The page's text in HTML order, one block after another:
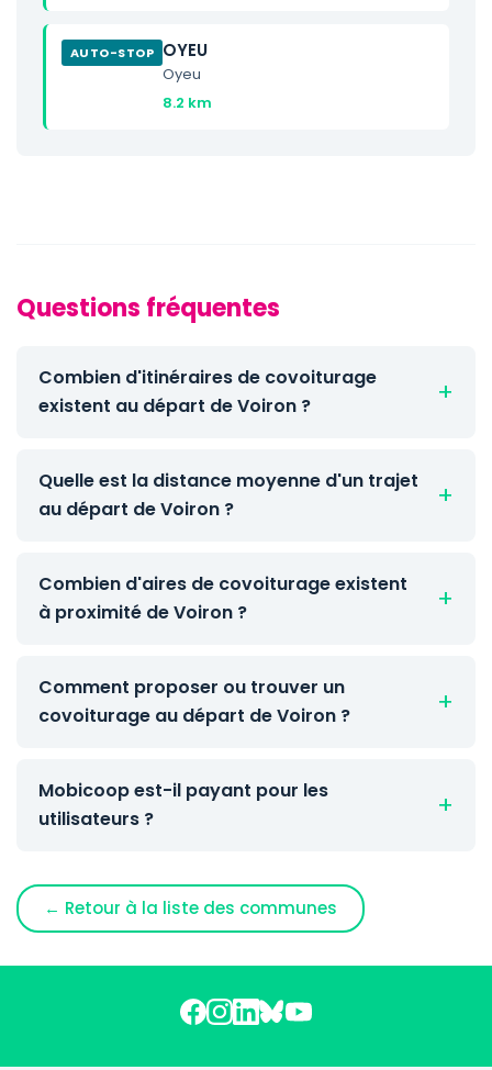
AUTO-STOP OYEU
Oyeu
8.2 km
Questions fréquentes
Combien d'itinéraires de covoiturage
existent au départ de Voiron ?
Quelle est la distance moyenne d'un trajet
au départ de Voiron ?
Combien d'aires de covoiturage existent
à proximité de Voiron ?
Comment proposer ou trouver un
covoiturage au départ de Voiron ?
Mobicoop est-il payant pour les
utilisateurs ?
← Retour à la liste des communes